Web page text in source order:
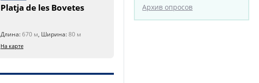
Platja de les Bovetes
Длина:670 м, Ширина:80 м
На карте
Архив опросов